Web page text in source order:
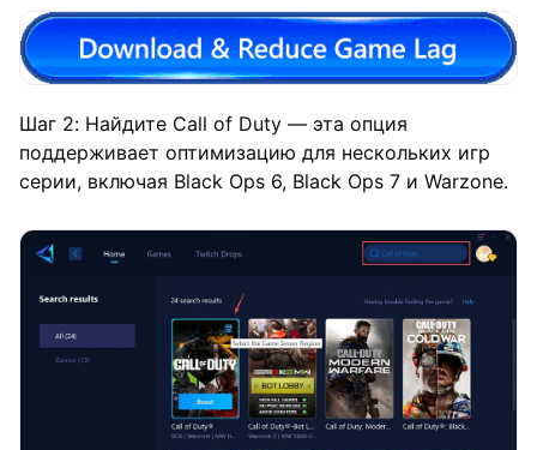
Шаг 2: Найдите Call of Duty — эта опция
поддерживает оптимизацию для нескольких игр
серии, включая Black Ops 6, Black Ops 7 и Warzone.